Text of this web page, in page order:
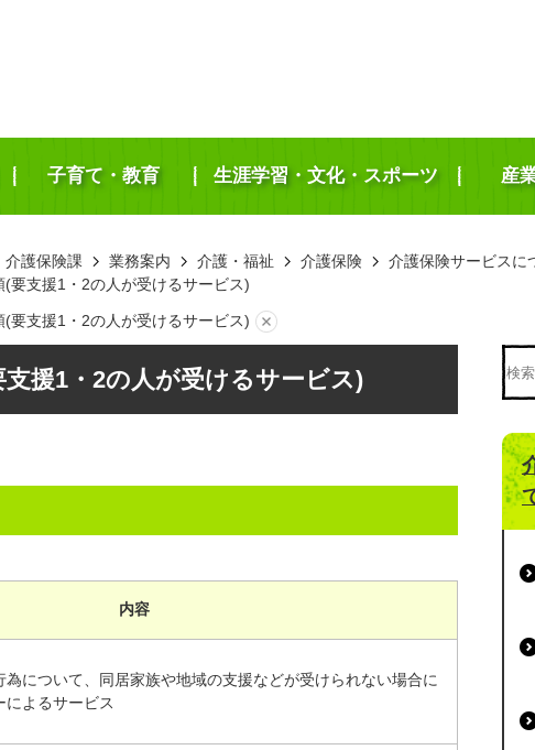
子育て・教育 生涯学習・文化・スポーツ 産
介護保険課 業務案内 介護・福祉 介護保険
介護保険サービスに
要支援1・2の人が受けるサービス)
要支援1・2の人が受けるサービス)
援1・2の人が受けるサービス)
内容
について、同居家族や地域の支援などが受けられない場合に
によるサービス